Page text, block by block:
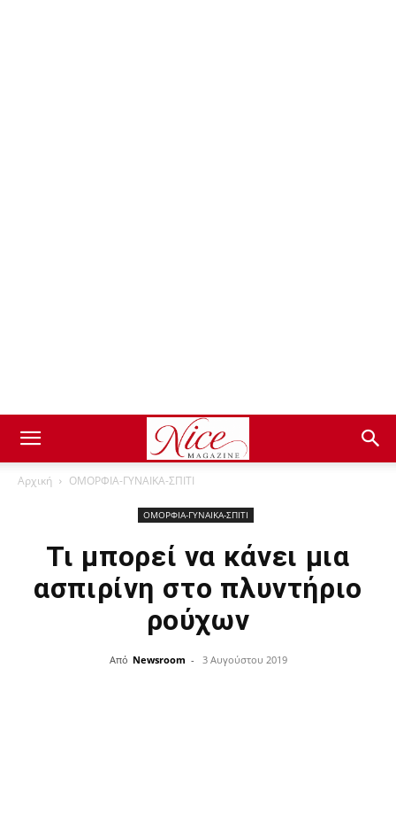
Αρχική ΟΜΟΡΦΙΑ-ΓΥΝΑΙΚΑ-ΣΠΙΤΙ
ΟΜΟΡΦΙΑ-ΓΥΝΑΙΚΑ-ΣΠΙΤΙ
Τι μπορεί να κάνει μια
ασπιρίνη στο πλυντήριο
ρούχων
Από Newsroom - 3 Αυγούστου 2019